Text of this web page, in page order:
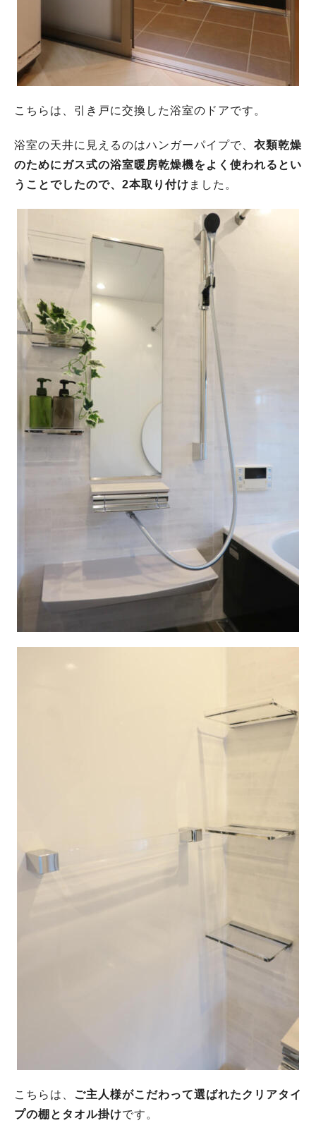
こちらは、引き戸に交換した浴室のドアです。
浴室の天井に見えるのはハンガーパイプで、 衣類乾燥
のためにガス式の浴室暖房乾燥機をよく使われるとい
うことでしたので、2本取り付け ました。
こちらは、
ご主人様がこだわって選ばれたクリアタイ
プの棚とタオル掛けです。